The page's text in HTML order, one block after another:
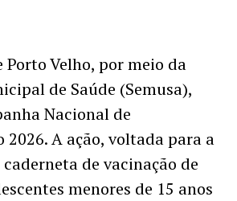
Velho, por meio da
de Saúde (Semusa),
Nacional de
A ação, voltada para a
de vacinação de
menores de 15 anos